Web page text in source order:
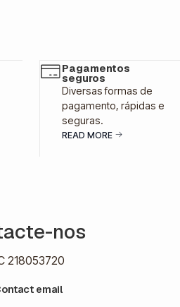
Pagamentos
seguros
Diversas formas de
pagamento, rápidas e
seguras.
READ MORE
nos
218053720
email